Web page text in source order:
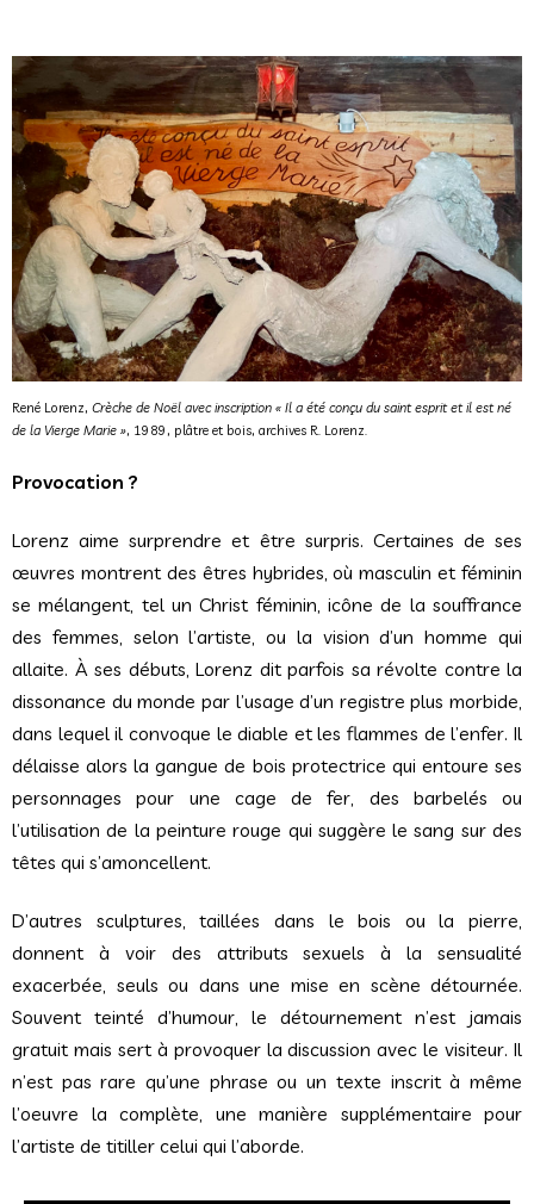
René Lorenz, Crèche de Noël avec inscription « Il a été conçu du saint esprit et il est né
de la Vierge Marie », 1989, plâtre et bois, archives R. Lorenz.
Provocation ?
Lorenz aime surprendre et être surpris. Certaines de ses
œuvres montrent des êtres hybrides, où masculin et féminin
se mélangent, tel un Christ féminin, icône de la souffrance
des femmes, selon l’artiste, ou la vision d’un homme qui
allaite. À ses débuts, Lorenz dit parfois sa révolte contre la
dissonance du monde par l’usage d’un registre plus morbide,
dans lequel il convoque le diable et les flammes de l’enfer. Il
délaisse alors la gangue de bois protectrice qui entoure ses
personnages pour une cage de fer, des barbelés ou
l’utilisation de la peinture rouge qui suggère le sang sur des
têtes qui s’amoncellent.
D’autres sculptures, taillées dans le bois ou la pierre,
donnent à voir des attributs sexuels à la sensualité
exacerbée, seuls ou dans une mise en scène détournée.
Souvent teinté d’humour, le détournement n’est jamais
gratuit mais sert à provoquer la discussion avec le visiteur. Il
n’est pas rare qu’une phrase ou un texte inscrit à même
l’oeuvre la complète, une manière supplémentaire pour
l’artiste de titiller celui qui l’aborde.